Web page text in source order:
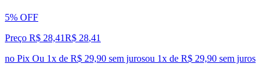
5% OFF
Preço R$ 28,41R$ 28,41
no Pix Ou 1x de R$ 29,90 sem jurosou 1x de R$ 29,90 sem juros